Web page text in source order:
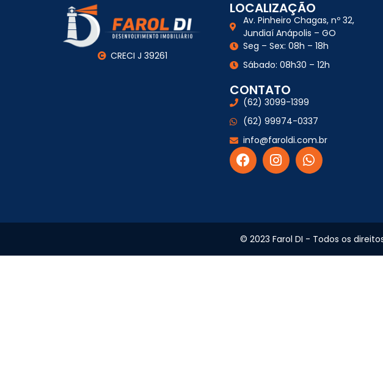
CRECI J 39261
LOCALIZAÇÃO
Av. Pinheiro Chagas, nº 32,
Jundiaí Anápolis – GO
Seg – Sex: 08h – 18h
Sábado: 08h30 – 12h
CONTATO
(62) 3099-1399
(62) 99974-0337
info@faroldi.com.br
© 2023 Farol DI - Todos os